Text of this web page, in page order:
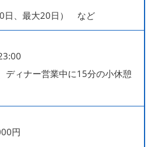
日、最大20日） など
ディナー営業中に15分の小休憩
円